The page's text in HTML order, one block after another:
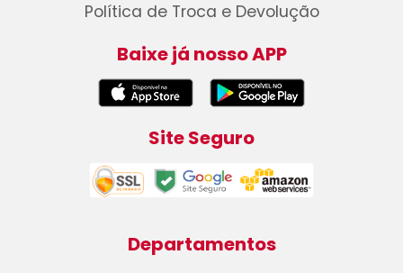
Política de Troca e Devolução
Baixe já nosso APP
Site Seguro
Departamentos